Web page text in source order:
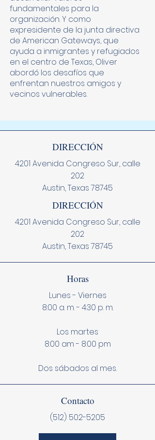
fundamentales para la
organización. Y como
expresidente de la junta directiva
de American Gateways, que
ayuda a inmigrantes y refugiados
en el centro de Texas, Oliver
abordó los desafíos que
enfrentan nuestros amigos y
vecinos vulnerables.
DIRECCIÓN
4201 Avenida Congreso Sur, calle
202
Austin, Texas 78745
DIRECCIÓN
4201 Avenida Congreso Sur, calle
202
Austin, Texas 78745
Horas
Lunes - Viernes
8:00 a. m. - 4:30 p. m.
Los martes
8:00 am - 8:00 pm
Dos sábados al mes.
Contacto
(512) 502-5205